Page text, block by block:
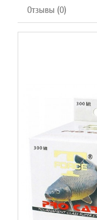
Отзывы (0)